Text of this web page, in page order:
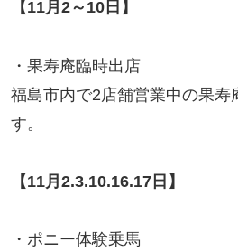
【11月2～10日】
・果寿庵臨時出店
福島市内で2店舗営業中の果寿
す。
【11月2.3.10.16.17日】
・ポニー体験乗馬